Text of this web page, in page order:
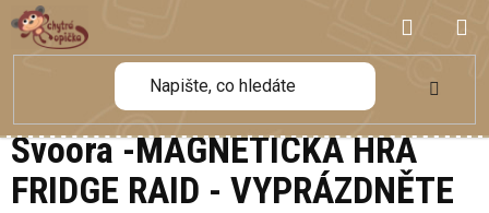
Přejít
na
obsah
KOŠÍK
Svoora -MAGNETICKÁ HRA
FRIDGE RAID - VYPRÁZDNĚTE